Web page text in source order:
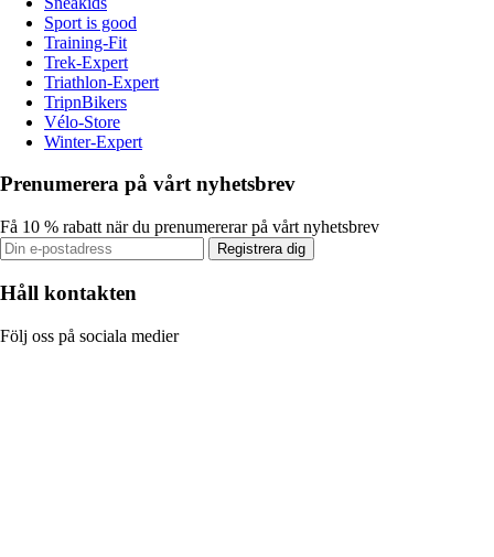
Sport is good
Training-Fit
Trek-Expert
Triathlon-Expert
TripnBikers
Vélo-Store
Winter-Expert
Prenumerera på vårt nyhetsbrev
Få 10 % rabatt när du prenumererar på vårt nyhetsbrev
Registrera dig
Håll kontakten
Följ oss på sociala medier